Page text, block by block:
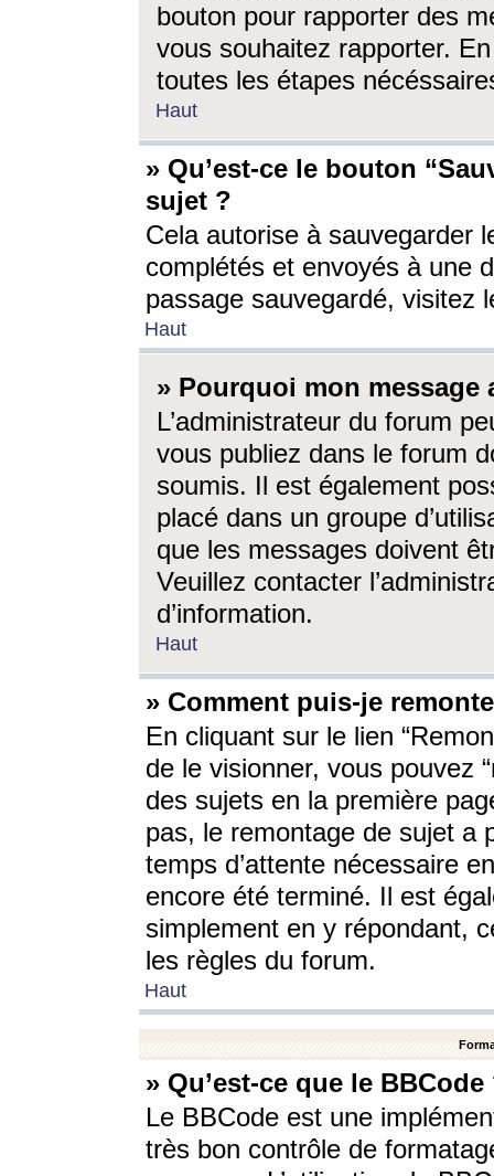
bouton pour rapporter des
vous souhaitez rapporter.
toutes les étapes
Haut
» Qu’est-ce le bouton
sujet ?
Cela autorise à sauvegarder
complétés et envoyés à une
passage sauvegardé, visitez
Haut
» Pourquoi mon message
L’administrateur du forum
vous publiez dans le forum
soumis. Il est également
placé dans un groupe
que les messages doivent
Veuillez contacter
d’information.
Haut
» Comment puis-je
En cliquant sur le lien
de le visionner, vous pouvez
des sujets en la première
pas, le remontage de sujet a
temps d’attente nécessaire
encore été terminé. Il est
simplement en y répondant,
les règles du forum.
Haut
» Qu’est-ce que le BBCode
Le BBCode est une
très bon contrôle de